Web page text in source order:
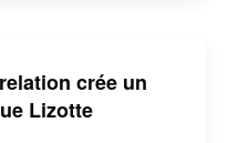
crée un
Lizotte